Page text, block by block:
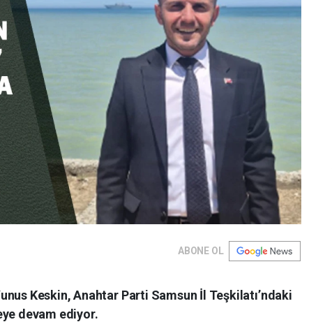
ABONE OL
Keskin, Anahtar Parti Samsun İl Teşkilatı’ndaki
devam ediyor.